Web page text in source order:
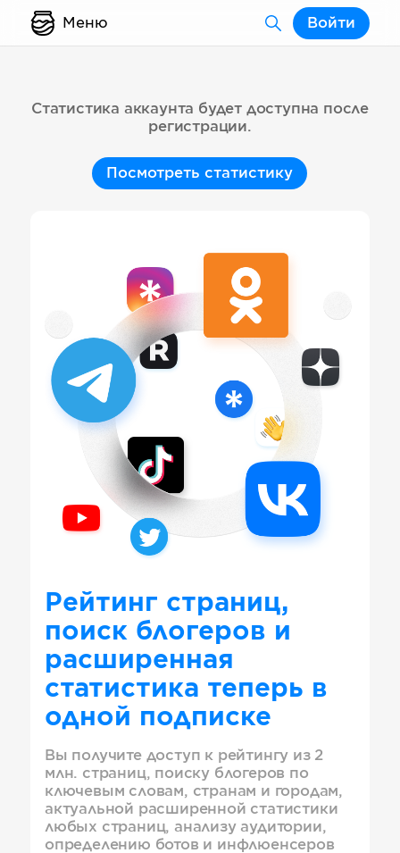
Меню Войти
Статистика аккаунта будет доступна после
регистрации.
Посмотреть статистику
Рейтинг страниц,
поиск блогеров и
расширенная
статистика теперь в
одной подписке
Вы получите доступ к рейтингу из 2
млн. страниц, поиску блогеров по
ключевым словам, странам и городам,
актуальной расширенной статистики
любых страниц, анализу аудитории,
определению ботов и инфлюенсеров